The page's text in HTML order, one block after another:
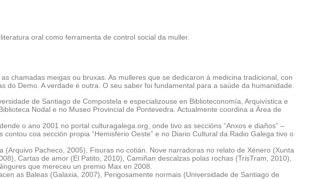
oral como ferramenta de control social da muller.
chamadas meigas ou bruxas. As mulleres que se dedicaron á medicina tradicional, con
Demo. A verdade é outra. O seu saber foi fundamental para a saúde da humanidade.
de Santiago de Compostela e especializouse en Biblioteconomía, Arquivística e
Nodal e no Museo Provincial de Pontevedra. Actualmente coordina a Área de
o ano 2001 no portal culturagalega.org, onde tivo as seccións “Anxos e diaños” –
coa sección propia “Hemisferio Oeste” e no Diario Cultural da Radio Galega tivo o
Pacheco, 2005), Fisuras no cotián. Nove narradoras no relato de Xénero (Xunta
Cartas de amor (El Patito, 2010), Camiñan descalzas polas rochas (TrisTram, 2010),
que mereceu un premio Max en 2008.
as Baleas (Galaxia, 2007), Perigosamente normais (Universidade de Santiago de